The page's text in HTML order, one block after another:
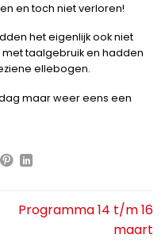
en toch niet verloren!
het eigenlijk ook niet
taalgebruik en hadden
ellebogen.
maar weer eens een
Programma 14 t/m 16
maart